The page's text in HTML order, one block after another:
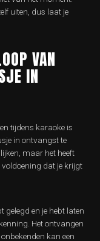
uiten, dus laat je
VAN
IN
tijdens karaoke is
in ontvangst te
maar het heeft
voldoening dat je krijgt
gelegd en je hebt laten
Het ontvangen
kan een